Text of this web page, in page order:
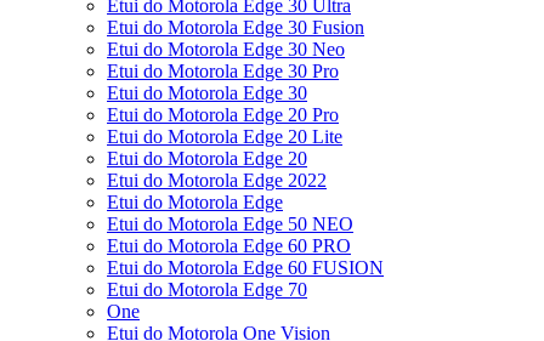
Etui do Motorola Edge 30 Ultra
Etui do Motorola Edge 30 Fusion
Etui do Motorola Edge 30 Neo
Etui do Motorola Edge 30 Pro
Etui do Motorola Edge 30
Etui do Motorola Edge 20 Pro
Etui do Motorola Edge 20 Lite
Etui do Motorola Edge 20
Etui do Motorola Edge 2022
Etui do Motorola Edge
Etui do Motorola Edge 50 NEO
Etui do Motorola Edge 60 PRO
Etui do Motorola Edge 60 FUSION
Etui do Motorola Edge 70
One
Etui do Motorola One Vision